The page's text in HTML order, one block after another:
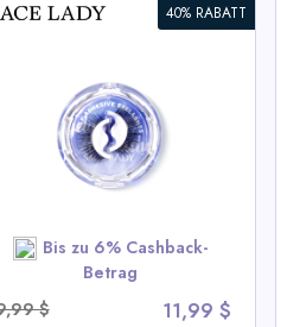
40% RABATT
Bis zu 6% Cashback-
Betrag
$
11,99 $
Wangencreme
View All Sace Lady Deals
SHOP NOW